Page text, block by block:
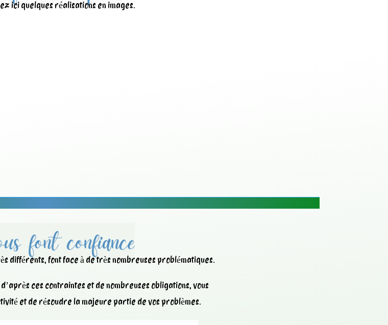
ici quelques réalisations en images.
différents, font face à de très nombreuses problématiques.
ces contraintes et de nombreuses obligations, vous
et de résoudre la majeure partie de vos problèmes.